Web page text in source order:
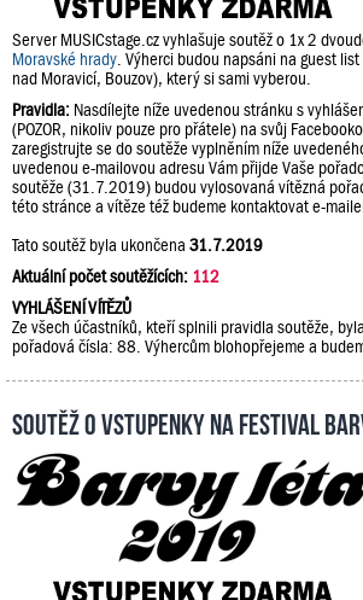
Server MUSICstage.cz vyhlašuje soutěž o 1x 2
Moravské hrady . Výherci budou napsáni na guest
nad Moravicí, Bouzov), který si sami vyberou.
Pravidla: Nasdílejte níže uvedenou stránku s
(POZOR, nikoliv pouze pro přátele) na svůj
zaregistrujte se do soutěže vyplněním níže
uvedenou e-mailovou adresu Vám přijde Vaše
soutěže (31.7.2019) budou vylosovaná vítězná
této stránce a vítěze též budeme kontaktovat e-
Tato soutěž byla ukončena 31.7.2019
Aktuální počet soutěžících: 112
VYHLÁŠENÍ VÍTĚZŮ
Ze všech účastníků, kteří splnili pravidla soutěže,
pořadová čísla: 88. Výhercům blohopřejeme a
Soutěž o vstupenky na festival